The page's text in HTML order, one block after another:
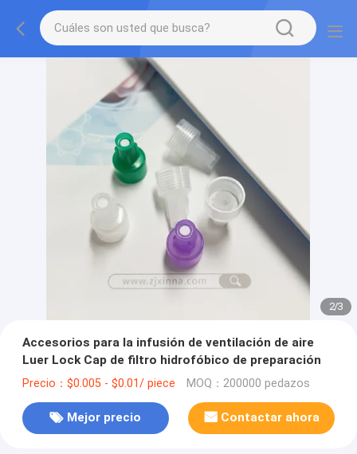
2/3
Accesorios para la infusión de ventilación de aire
Luer Lock Cap de filtro hidrofóbico de preparación
Precio：$0.005 - $0.01/ piece MOQ：200000 pedazos
Mejor precio Contactar ahora